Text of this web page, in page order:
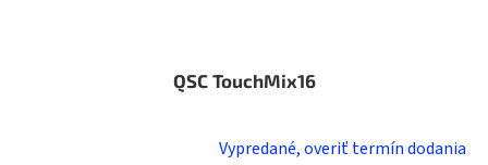
QSC TouchMix16
Vypredané, overiť termín dodania